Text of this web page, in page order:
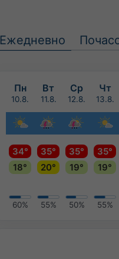
Ежедневно
Пн Вт Ср Чт
10.8. 11.8. 12.8. 13.8.
34° 35° 35°
35°
18°
20° 19° 19°
60% 55% 50% 55%